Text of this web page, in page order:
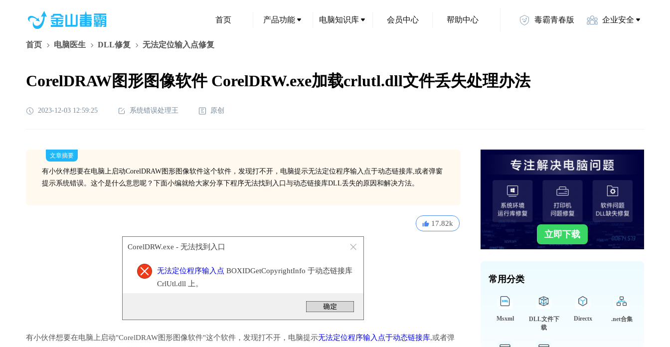
首页 产品功能 电脑知识库 会员中心 帮助中心 毒霸青春版 企业安全
首页 电脑医生 DLL修复 无法定位输入点修复
CorelDRAW图形图像软件 CorelDRW.exe加载crlutl.dll文件丢失处理办法
2023-12-03 12:59:25 系统错误处理王 原创
文章摘要
有小伙伴想要在电脑上启动CorelDRAW图形图像软件这个软件，发现打不开，电脑提示无法定位程序输入点于动态链接库,或者弹窗
提示系统错误。这个是什么意思呢？下面小编就给大家分享下程序无法找到入口与动态链接库DLL丢失的原因和解决方法。
17.82k
CorelDRW.exe - 无法找到入口
无法定位程序输入点 BOXIDGetCopyrightInfo 于动态链接库
CrlUtl.dll 上。
有小伙伴想要在电脑上启动"CorelDRAW图形图像软件"这个软件，发现打不开，电脑提示无法定位程序输入点于动态链接库,或者弹
立即下载
常用分类
Msxml
DLL文件下
载
Directx .net合集